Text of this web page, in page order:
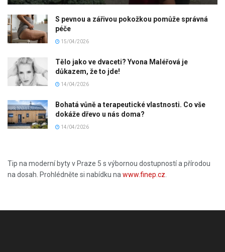
S pevnou a zářivou pokožkou pomůže správná
péče
15/04/2026
Tělo jako ve dvaceti? Yvona Maléřová je
důkazem, že to jde!
14/04/2026
Bohatá vůně a terapeutické vlastnosti. Co vše
dokáže dřevo u nás doma?
14/04/2026
Tip na moderní byty v Praze 5 s výbornou dostupností a přírodou
na dosah. Prohlédněte si nabídku nawww.finep.cz.